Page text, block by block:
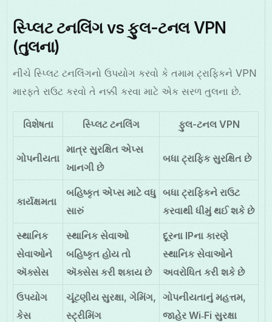
સ્પ્લિટ ટનલિંગ vs ફુલ-ટનલ VPN
(તુલના)
નીચે સ્પ્લિટ ટનલિંગનો ઉપયોગ કરવો કે તમામ ટ્રાફિકને VPN
મારફતે રાઉટ કરવો તે નક્કી કરવા માટે એક સરળ તુલના છે.
વિશેષતા સ્પ્લિટ ટનલિંગ ફુલ-ટનલ VPN
ગોપનીયતા
માત્ર સુરક્ષિત એપ્સ
ખાનગી છે
બધા ટ્રાફિક સુરક્ષિત છે
કાર્યક્ષમતા
બહિષ્કૃત એપ્સ માટે વધુ
સારું
બધા ટ્રાફિકને રાઉટ
કરવાથી ધીમું થઈ શકે છે
સ્થાનિક
સેવાઓને
ઍક્સેસ
સ્થાનિક સેવાઓ
બહિષ્કૃત હોય તો
ઍક્સેસ કરી શકાય છે
દૂરના IPના કારણે
સ્થાનિક સેવાઓને
અવરોધિત કરી શકે છે
ઉપયોગ
કેસ
ચૂંટણીય સુરક્ષા, ગેમિંગ,
સ્ટ્રીમિંગ
ગોપનીયતાનું મહત્તમ,
જાહેર Wi‑Fi સુરક્ષા